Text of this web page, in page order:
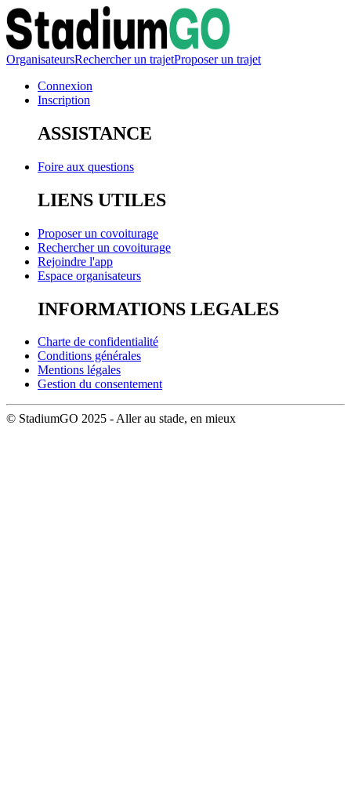
OrganisateursRechercher un trajetProposer un trajet
Connexion
Inscription
ASSISTANCE
Foire aux questions
LIENS UTILES
Proposer un covoiturage
Rechercher un covoiturage
Rejoindre l'app
Espace organisateurs
INFORMATIONS LEGALES
Charte de confidentialité
Conditions générales
Mentions légales
Gestion du consentement
© StadiumGO 2025 - Aller au stade, en mieux